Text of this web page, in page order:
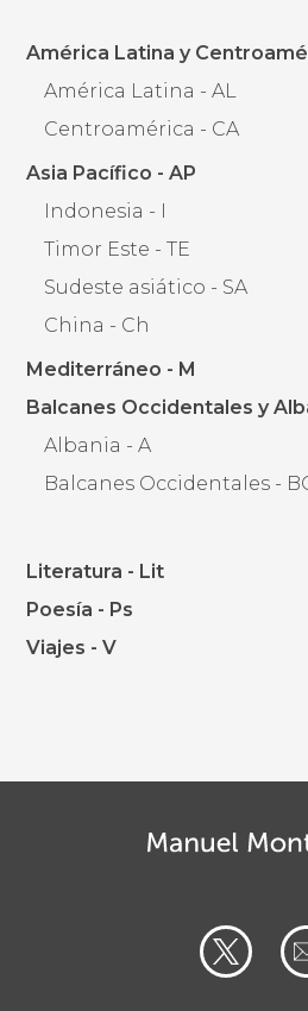
América Latina y
América Latina - AL
Centroamérica - CA
Asia Pacífico - AP
Indonesia - I
Timor Este - TE
Sudeste asiático - SA
China - Ch
Mediterráneo - M
Balcanes Occidentales y
Albania - A
Balcanes Occidentales -
Literatura - Lit
Poesía - Ps
Viajes - V